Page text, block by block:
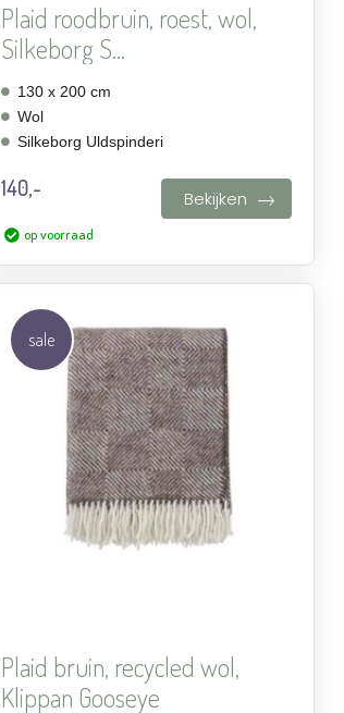
Plaid roodbruin, roest, wol,
Silkeborg S...
130 x 200 cm
Wol
Silkeborg Uldspinderi
140,- Bekijken
op voorraad
sale
verlanglijst
toevoegen
Plaid bruin, recycled wol,
Klippan Gooseye